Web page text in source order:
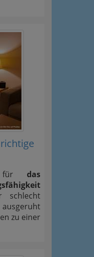
das
schlecht
zu einer